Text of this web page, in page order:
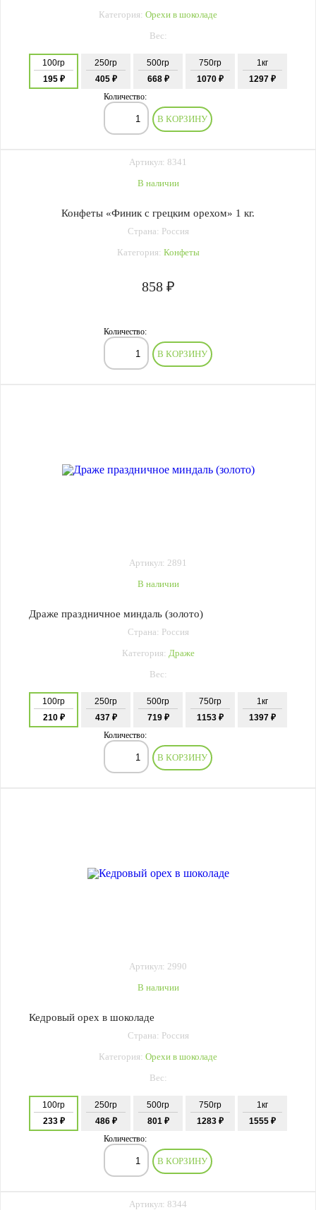
Категория: Орехи в шоколаде
Вес:
100гр
195 ₽
250гр
405 ₽
500гр
668 ₽
750гр
1070 ₽
1кг
1297 ₽
Количество:
В КОРЗИНУ
Артикул: 8341
В наличии
Конфеты «Финик с грецким орехом» 1 кг.
Страна: Россия
Категория: Конфеты
858 ₽
Количество:
В КОРЗИНУ
Артикул: 2891
В наличии
Драже праздничное миндаль (золото)
Страна: Россия
Категория: Драже
Вес:
100гр
210 ₽
250гр
437 ₽
500гр
719 ₽
750гр
1153 ₽
1кг
1397 ₽
Количество:
В КОРЗИНУ
Артикул: 2990
В наличии
Кедровый орех в шоколаде
Страна: Россия
Категория: Орехи в шоколаде
Вес:
100гр
233 ₽
250гр
486 ₽
500гр
801 ₽
750гр
1283 ₽
1кг
1555 ₽
Количество:
В КОРЗИНУ
Артикул: 8344